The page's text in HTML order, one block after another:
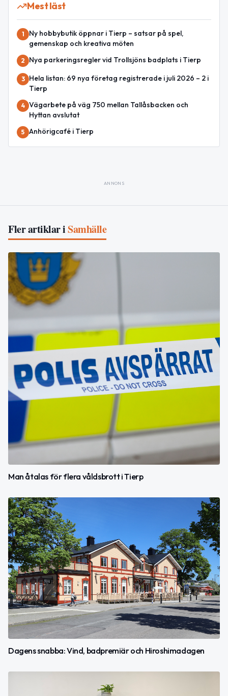
Mest läst
1
Ny hobbybutik öppnar i Tierp – satsar på spel,
gemenskap och kreativa möten
2 Nya parkeringsregler vid Trollsjöns badplats i Tierp
3
Hela listan: 69 nya företag registrerade i juli 2026 – 2 i
Tierp
4 Vägarbete på väg 750 mellan Tallåsbacken och
Hyttan avslutat
5 Anhörigcafé i Tierp
ANNONS
Fler artiklar iSamhälle
Man åtalas för flera våldsbrott i Tierp
Dagens snabba: Vind, badpremiär och Hiroshimadagen